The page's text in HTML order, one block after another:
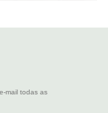
mail todas as